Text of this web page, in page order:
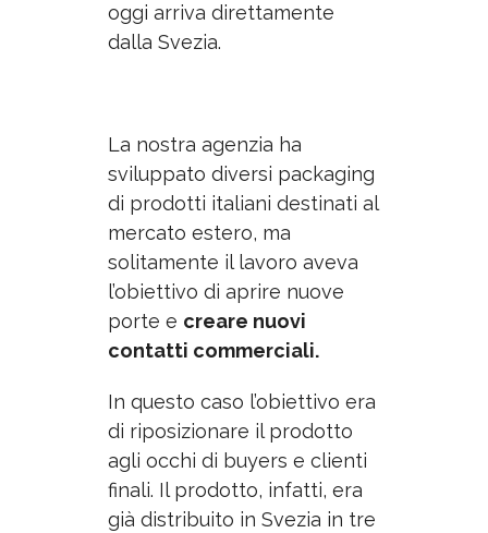
oggi arriva direttamente
dalla Svezia.
La nostra agenzia ha
sviluppato diversi packaging
di prodotti italiani destinati al
mercato estero, ma
solitamente il lavoro aveva
l’obiettivo di aprire nuove
porte e creare nuovi
contatti commerciali.
In questo caso l’obiettivo era
di riposizionare il prodotto
agli occhi di buyers e clienti
finali. Il prodotto, infatti, era
già distribuito in Svezia in tre